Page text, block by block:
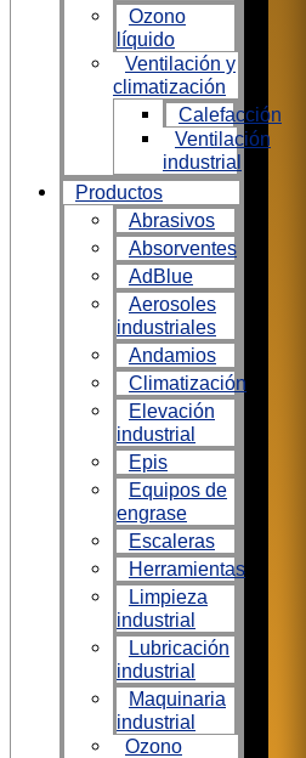
Ozono
líquido
Ventilación y
climatización
Calefacción
Ventilación
industrial
Productos
Abrasivos
Absorventes
AdBlue
Aerosoles
industriales
Andamios
Climatización
Elevación
industrial
Epis
Equipos de
engrase
Escaleras
Herramientas
Limpieza
industrial
Lubricación
industrial
Maquinaria
industrial
Ozono